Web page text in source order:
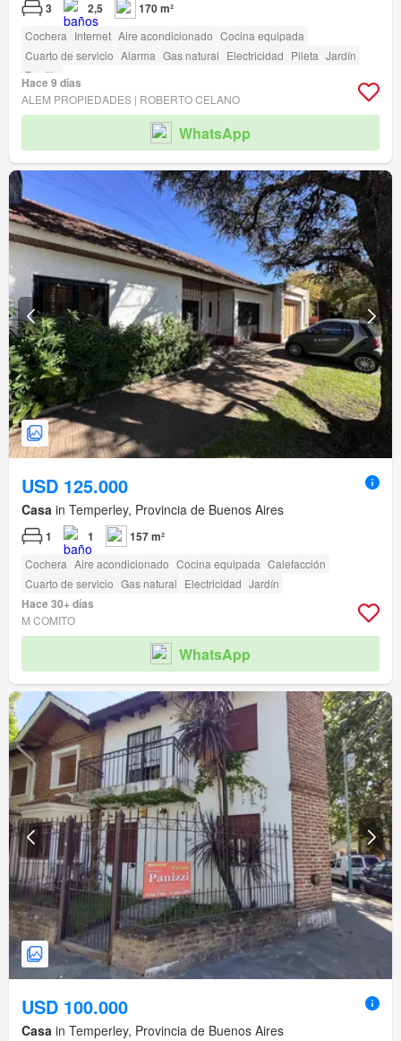
3 2,5 170 m²
Cochera Internet Aire acondicionado Cocina equipada
Cuarto de servicio Alarma Gas natural Electricidad Pileta Jardín
Parrilla
Hace 9 días
ALEM PROPIEDADES | ROBERTO CELANO
WhatsApp
USD 125.000
Casa in Temperley, Provincia de Buenos Aires
1 1 157 m²
Cochera Aire acondicionado Cocina equipada Calefacción
Cuarto de servicio Gas natural Electricidad Jardín
Hace 30+ días
M COMITO
WhatsApp
USD 100.000
Casa in Temperley, Provincia de Buenos Aires